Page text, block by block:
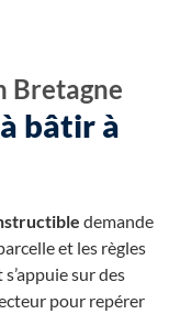
Bretagne
bâtir à
demande
et les règles
sur des
pour repérer